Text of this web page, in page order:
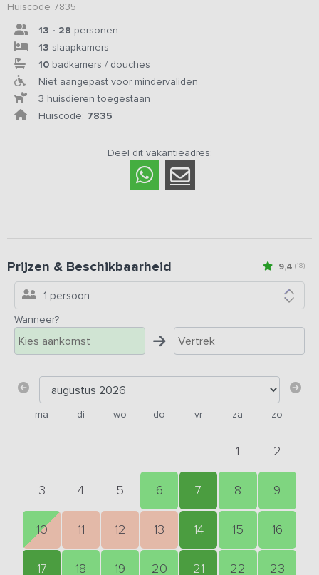
Huiscode 7835
13 - 28 personen
13 slaapkamers
10 badkamers / douches
Niet aangepast voor mindervaliden
3 huisdieren toegestaan
Huiscode: 7835
Deel dit vakantieadres:
9,4 (18)
Prijzen & Beschikbaarheid
1 persoon
Wanneer?
ma di wo do vr za zo
1 2
3 4 5 6 7 8 9
10 11 12 13 14 15 16
17 18 19 20 21 22 23